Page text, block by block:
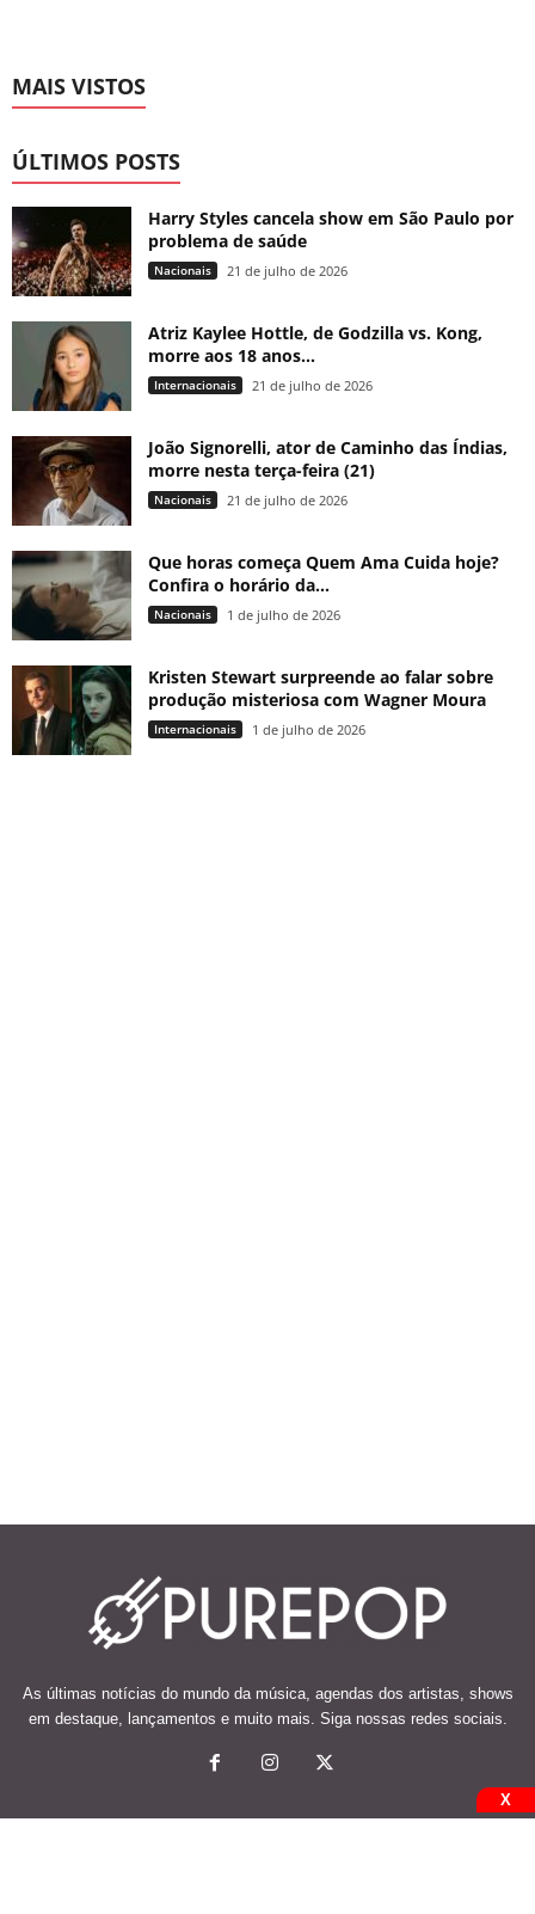
MAIS VISTOS
ÚLTIMOS POSTS
Harry Styles cancela show em São Paulo por
problema de saúde
Nacionais 21 de julho de 2026
Atriz Kaylee Hottle, de Godzilla vs. Kong,
morre aos 18 anos...
Internacionais 21 de julho de 2026
João Signorelli, ator de Caminho das Índias,
morre nesta terça-feira (21)
Nacionais 21 de julho de 2026
Que horas começa Quem Ama Cuida hoje?
Confira o horário da...
Nacionais 1 de julho de 2026
Kristen Stewart surpreende ao falar sobre
produção misteriosa com Wagner Moura
Internacionais 1 de julho de 2026
As últimas notícias do mundo da música, agendas dos artistas, shows
em destaque, lançamentos e muito mais. Siga nossas redes sociais.
X